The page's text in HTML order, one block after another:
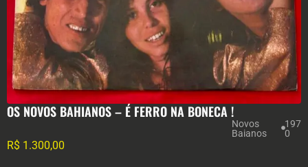
OS NOVOS BAHIANOS – É FERRO NA BONECA !
Novos
Baianos
197
0
R$ 1.300,00